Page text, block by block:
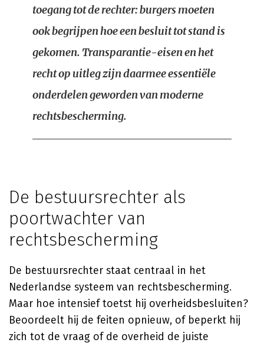
toegang tot de rechter: burgers moeten
ook begrijpen hoe een besluit tot stand is
gekomen. Transparantie-eisen en het
recht op uitleg zijn daarmee essentiële
onderdelen geworden van moderne
rechtsbescherming.
De bestuursrechter als
poortwachter van
rechtsbescherming
De bestuursrechter staat centraal in het
Nederlandse systeem van rechtsbescherming.
Maar hoe intensief toetst hij overheidsbesluiten?
Beoordeelt hij de feiten opnieuw, of beperkt hij
zich tot de vraag of de overheid de juiste